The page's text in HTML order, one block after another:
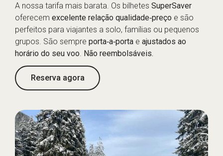
A nossa tarifa mais barata. Os bilhetes SuperSaver
oferecem excelente relação qualidade‑preço e são
perfeitos para viajantes a solo, famílias ou pequenos
grupos. São sempre porta‑a‑porta e ajustados ao
horário do seu voo Não reembolsáveis.
Reserva agora